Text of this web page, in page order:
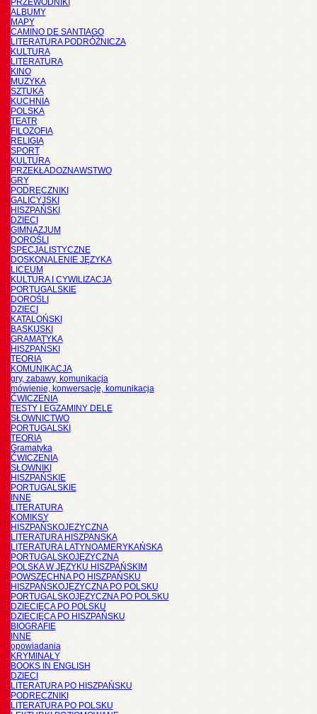
PRZEWODNIKI
ALBUMY
MAPY
CAMINO DE SANTIAGO
LITERATURA PODRÓŻNICZA
KULTURA
LITERATURA
KINO
MUZYKA
SZTUKA
KUCHNIA
POLSKA
TEATR
FILOZOFIA
RELIGIA
SPORT
KULTURA
PRZEKŁADOZNAWSTWO
GRY
PODRĘCZNIKI
GALICYJSKI
HISZPAŃSKI
DZIECI
GIMNAZJUM
DOROŚLI
SPECJALISTYCZNE
DOSKONALENIE JĘZYKA
LICEUM
KULTURA I CYWILIZACJA
PORTUGALSKIE
DOROŚLI
DZIECI
KATALOŃSKI
BASKIJSKI
GRAMATYKA
HISZPAŃSKI
TEORIA
KOMUNIKACJA
gry, zabawy, komunikacja
mówienie, konwersacje, komunikacja
ĆWICZENIA
TESTY I EGZAMINY DELE
SŁOWNICTWO
PORTUGALSKI
TEORIA
Gramatyka
ĆWICZENIA
SŁOWNIKI
HISZPAŃSKIE
PORTUGALSKIE
INNE
LITERATURA
KOMIKSY
HISZPAŃSKOJĘZYCZNA
LITERATURA HISZPANSKA
LITERATURA LATYNOAMERYKAŃSKA
PORTUGALSKOJĘZYCZNA
POLSKA W JĘZYKU HISZPAŃSKIM
POWSZECHNA PO HISZPAŃSKU
HISZPAŃSKOJĘZYCZNA PO POLSKU
PORTUGALSKOJĘZYCZNA PO POLSKU
DZIECIĘCA PO POLSKU
DZIECIĘCA PO HISZPAŃSKU
BIOGRAFIE
INNE
opowiadania
KRYMINAŁY
BOOKS IN ENGLISH
DZIECI
LITERATURA PO HISZPAŃSKU
PODRĘCZNIKI
LITERATURA PO POLSKU